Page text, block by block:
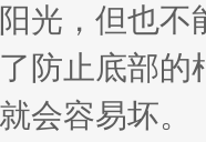
光，但也不
防止底部
会容易坏。